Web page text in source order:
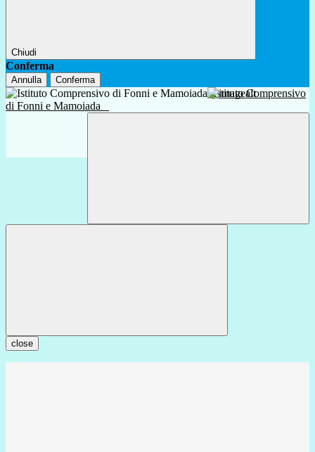
Chiudi
Conferma
Annulla Conferma
Istituto Comprensivo
di Fonni e Mamoiada
close